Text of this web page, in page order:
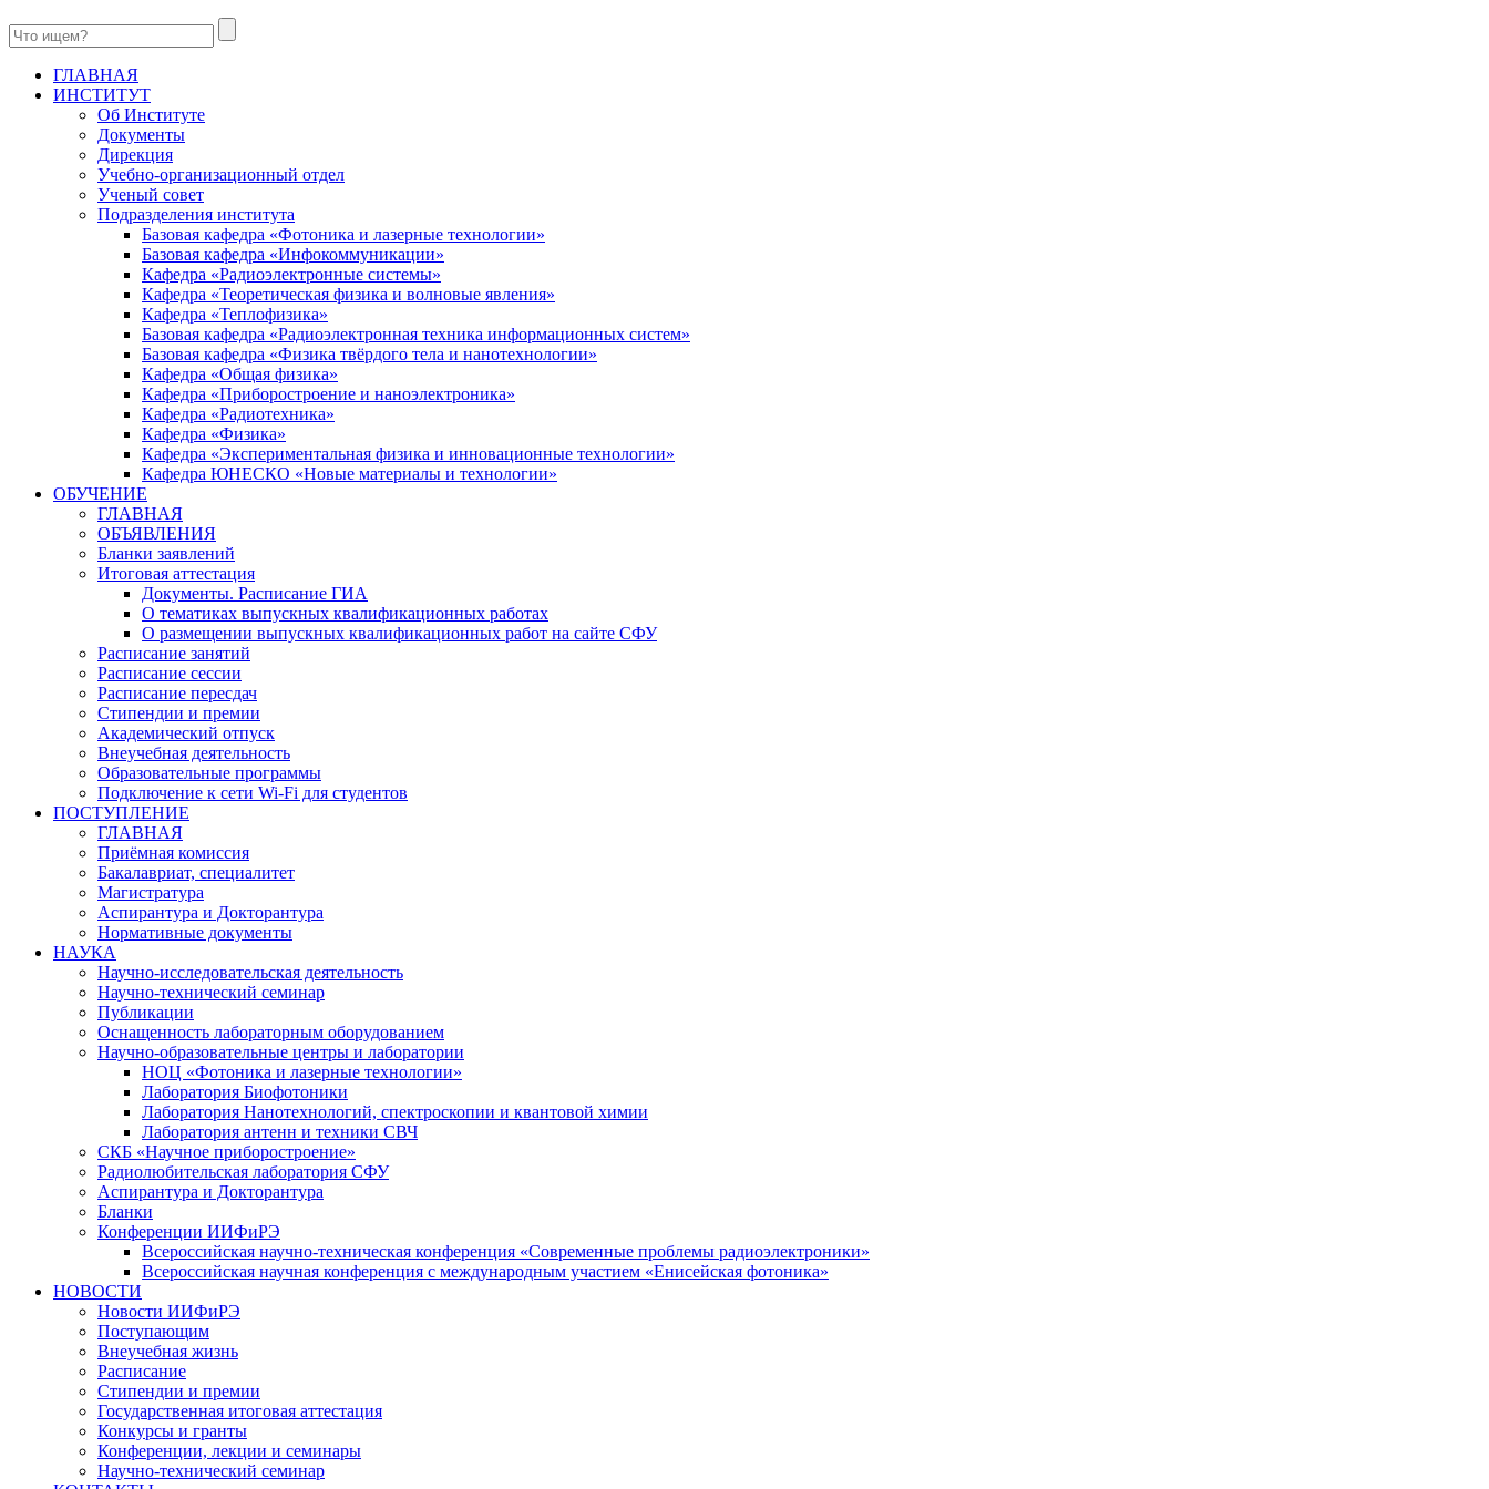
ГЛАВНАЯ
ИНСТИТУТ
Об Институте
Документы
Дирекция
Учебно-организационный отдел
Ученый совет
Подразделения института
Базовая кафедра «Фотоника и лазерные технологии»
Базовая кафедра «Инфокоммуникации»
Кафедра «Радиоэлектронные системы»
Кафедра «Теоретическая физика и волновые явления»
Кафедра «Теплофизика»
Базовая кафедра «Радиоэлектронная техника информационных систем»
Базовая кафедра «Физика твёрдого тела и нанотехнологии»
Кафедра «Общая физика»
Кафедра «Приборостроение и наноэлектроника»
Кафедра «Радиотехника»
Кафедра «Физика»
Кафедра «Экспериментальная физика и инновационные технологии»
Кафедра ЮНЕСКО «Новые материалы и технологии»
ОБУЧЕНИЕ
ГЛАВНАЯ
ОБЪЯВЛЕНИЯ
Бланки заявлений
Итоговая аттестация
Документы. Расписание ГИА
О тематиках выпускных квалификационных работах
О размещении выпускных квалификационных работ на сайте СФУ
Расписание занятий
Расписание сессии
Расписание пересдач
Стипендии и премии
Академический отпуск
Внеучебная деятельность
Образовательные программы
Подключение к сети Wi-Fi для студентов
ПОСТУПЛЕНИЕ
ГЛАВНАЯ
Приёмная комиссия
Бакалавриат, специалитет
Магистратура
Аспирантура и Докторантура
Нормативные документы
НАУКА
Научно-исследовательская деятельность
Научно-технический семинар
Публикации
Оснащенность лабораторным оборудованием
Научно-образовательные центры и лаборатории
НОЦ «Фотоника и лазерные технологии»
Лаборатория Биофотоники
Лаборатория Нанотехнологий, спектроскопии и квантовой химии
Лаборатория антенн и техники СВЧ
СКБ «Научное приборостроение»
Радиолюбительская лаборатория СФУ
Аспирантура и Докторантура
Бланки
Конференции ИИФиРЭ
Всероссийская научно-техническая конференция «Современные проблемы радиоэлектроники»
Всероссийская научная конференция с международным участием «Енисейская фотоника»
НОВОСТИ
Новости ИИФиРЭ
Поступающим
Внеучебная жизнь
Расписание
Стипендии и премии
Государственная итоговая аттестация
Конкурсы и гранты
Конференции, лекции и семинары
Научно-технический семинар